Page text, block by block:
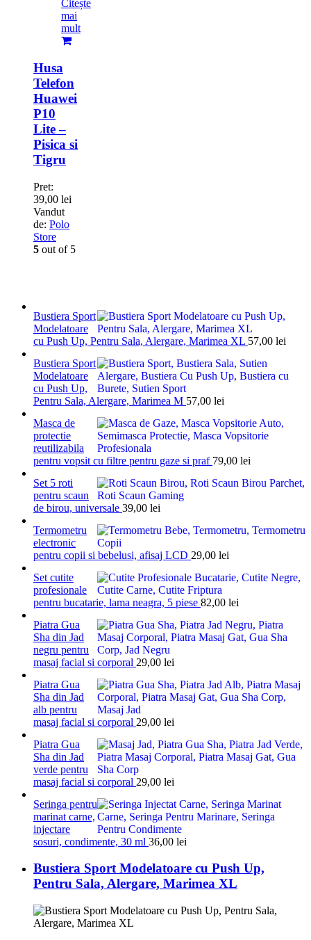
Citește
mai
mult
Husa
Telefon
Huawei
P10
Lite –
Pisica si
Tigru
Pret:
39,00 lei
Vandut
de: Polo
Store
5 out of 5
Bustiera Sport
Modelatoare
cu Push Up, Pentru Sala, Alergare, Marimea XL 57,00 lei
Bustiera Sport
Modelatoare
cu Push Up,
Pentru Sala, Alergare, Marimea M 57,00 lei
Masca de
protectie
reutilizabila
pentru vopsit cu filtre pentru gaze si praf 79,00 lei
Set 5 roti
pentru scaun
de birou, universale 39,00 lei
Termometru
electronic
pentru copii si bebelusi, afisaj LCD 29,00 lei
Set cutite
profesionale
pentru bucatarie, lama neagra, 5 piese 82,00 lei
Piatra Gua
Sha din Jad
negru pentru
masaj facial si corporal 29,00 lei
Piatra Gua
Sha din Jad
alb pentru
masaj facial si corporal 29,00 lei
Piatra Gua
Sha din Jad
verde pentru
masaj facial si corporal 29,00 lei
Seringa pentru
marinat carne,
injectare
sosuri, condimente, 30 ml 36,00 lei
Bustiera Sport Modelatoare cu Push Up,
Pentru Sala, Alergare, Marimea XL